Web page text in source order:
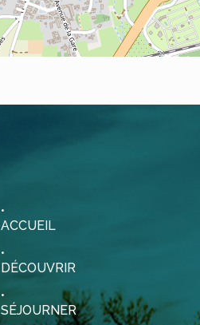
ACCUEIL
DÉCOUVRIR
SÉJOURNER